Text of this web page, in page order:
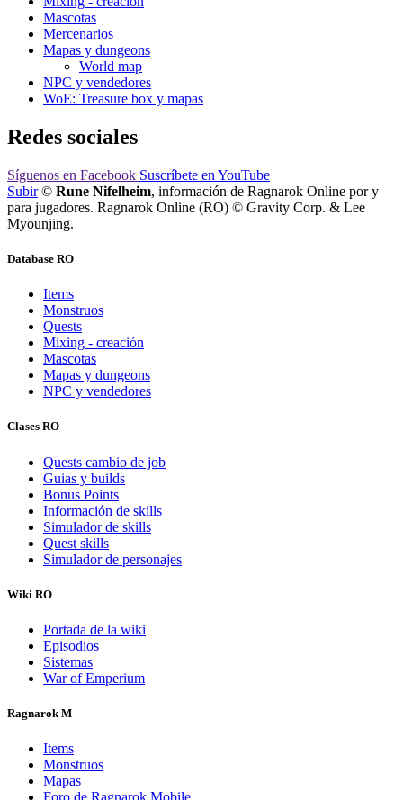
Mascotas
Mercenarios
Mapas y dungeons
World map
NPC y vendedores
WoE: Treasure box y mapas
Redes sociales
Síguenos en Facebook Suscríbete en YouTube
Subir© Rune Nifelheim, información de Ragnarok Online por y
para jugadores. Ragnarok Online (RO) © Gravity Corp. & Lee
Myounjing.
Database RO
Items
Monstruos
Quests
Mixing - creación
Mascotas
Mapas y dungeons
NPC y vendedores
Clases RO
Quests cambio de job
Guias y builds
Bonus Points
Información de skills
Simulador de skills
Quest skills
Simulador de personajes
Wiki RO
Portada de la wiki
Episodios
Sistemas
War of Emperium
Ragnarok M
Items
Monstruos
Mapas